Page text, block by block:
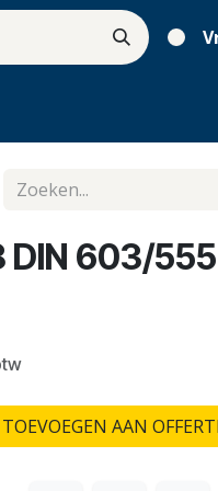
DIN 603/
TOEVOEGEN AAN